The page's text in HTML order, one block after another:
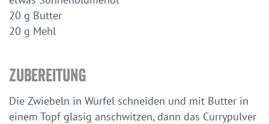
20 g Butter
20 g Mehl
Zubereitung
Die Zwiebeln in Würfel schneiden und mit Butter in
einem Topf glasig anschwitzen, dann das Currypulver